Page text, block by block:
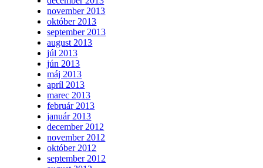
november 2013
október 2013
september 2013
august 2013
júl 2013
jún 2013
máj 2013
apríl 2013
marec 2013
február 2013
január 2013
december 2012
november 2012
október 2012
september 2012